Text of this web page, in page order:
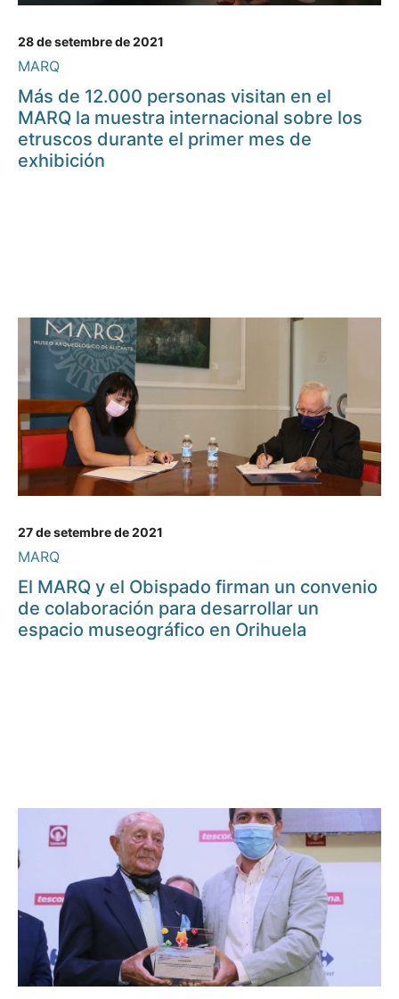
28 de setembre de 2021
MARQ
Más de 12.000 personas visitan en el
MARQ la muestra internacional sobre los
etruscos durante el primer mes de
exhibición
27 de setembre de 2021
MARQ
El MARQ y el Obispado firman un convenio
de colaboración para desarrollar un
espacio museográfico en Orihuela